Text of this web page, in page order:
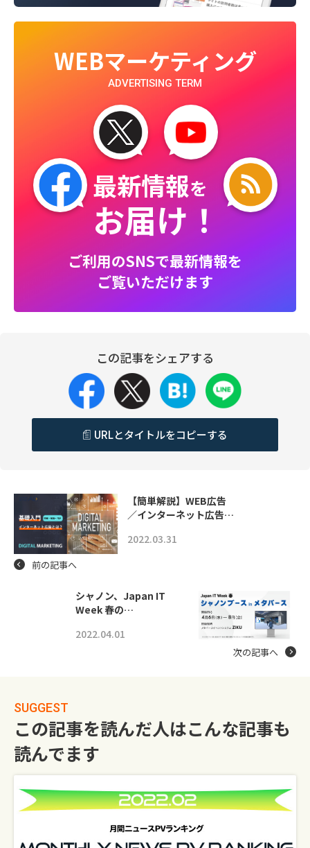
WEBマーケティング
ADVERTISING TERM
最新情報を
お届け！
ご利用のSNSで最新情報を
ご覧いただけます
この記事をシェアする
URLとタイトルをコピーする
【簡単解説】WEB広告
／インターネット広告…
2022.03.31
前の記事へ
シャノン、Japan IT
Week 春の…
2022.04.01
次の記事へ
SUGGEST
この記事を読んだ人はこんな記事も
読んでます